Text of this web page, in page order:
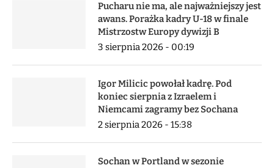
Pucharu nie ma, ale najważniejszy jest
awans. Porażka kadry U-18 w finale
Mistrzostw Europy dywizji B
3 sierpnia 2026 - 00:19
Igor Milicic powołał kadrę. Pod
koniec sierpnia z Izraelem i
Niemcami zagramy bez Sochana
2 sierpnia 2026 - 15:38
Sochan w Portland w sezonie